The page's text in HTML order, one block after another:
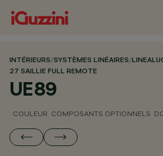
INTÉRIEURS/SYSTÈMES LINÉAIRES/
27 SAILLIE FULL REMOTE
UE89
COULEUR COMPOSANTS OPTIONNELS